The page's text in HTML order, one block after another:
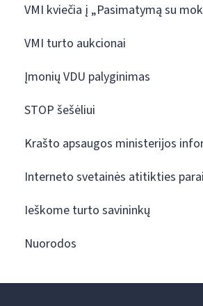
VMI kviečia į „Pasimatymą su
VMI turto aukcionai
Įmonių VDU palyginimas
STOP šešėliui
Krašto apsaugos ministerijos
Interneto svetainės atitikties
Ieškome turto savininkų
Nuorodos